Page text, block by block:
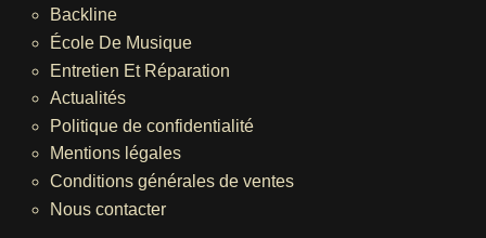
Backline
École De Musique
Entretien Et Réparation
Actualités
Politique de confidentialité
Mentions légales
Conditions générales de ventes
Nous contacter